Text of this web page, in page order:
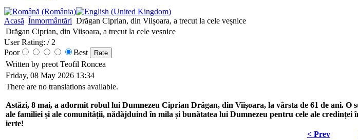
Acasă Înmormântări Drăgan Ciprian, din Viișoara, a trecut la cele veșnice
Drăgan Ciprian, din Viișoara, a trecut la cele veșnice
User Rating: / 2
Poor
Best
Written by preot Teofil Roncea
Friday, 08 May 2026 13:34
There are no translations available.
Astăzi, 8 mai, a adormit robul lui Dumnezeu Ciprian Drăgan, din Viișoara, la vârsta de 61 de ani.
ale familiei și ale comunității, nădăjduind în mila și bunătatea lui Dumnezeu pentru cele ale
ierte!
< Prev